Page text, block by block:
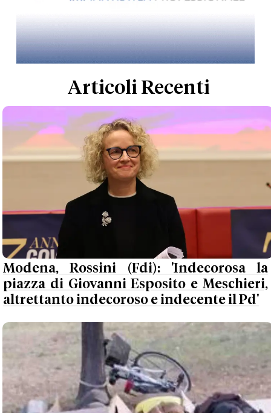
Articoli Recenti
Modena, Rossini (Fdi): 'Indecorosa la
piazza di Giovanni Esposito e Meschieri,
altrettanto indecoroso e indecente il Pd'